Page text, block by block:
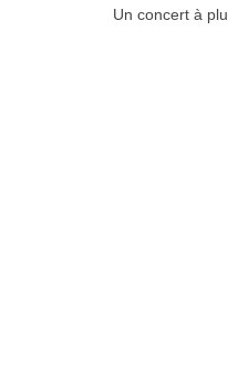
Un concert à